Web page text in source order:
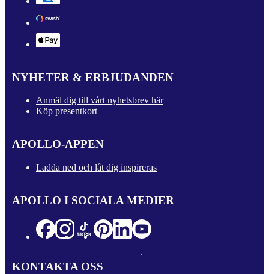
NYHETER & ERBJUDANDEN
Anmäl dig till vårt nyhetsbrev här
Köp presentkort
APOLLO-APPEN
Ladda ned och låt dig inspireras
APOLLO I SOCIALA MEDIER
KONTAKTA OSS